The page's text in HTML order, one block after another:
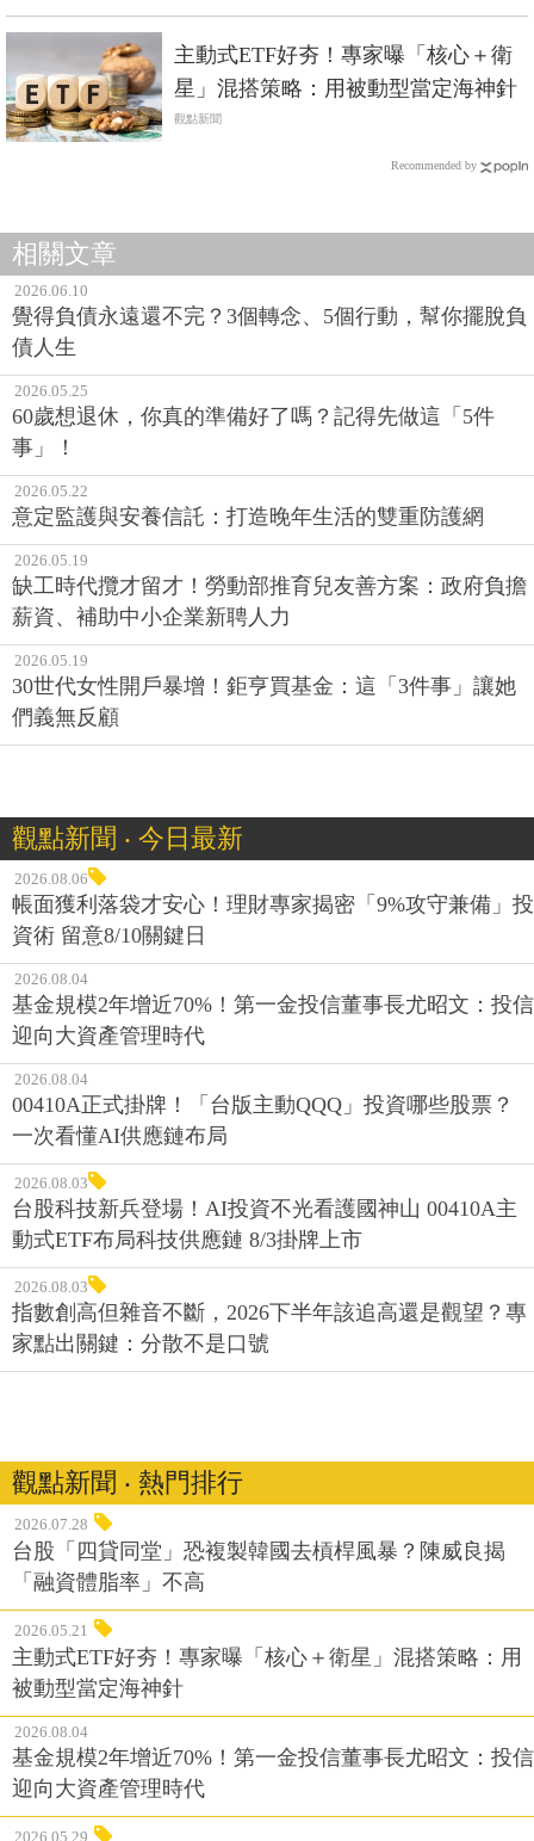
主動式ETF好夯！專家曝「核心＋衛
星」混搭策略：用被動型當定海神針
觀點新聞
Recommended by
相關文章
2026.06.10
覺得負債永遠還不完？3個轉念、5個行動，幫你擺脫負
債人生
2026.05.25
60歲想退休，你真的準備好了嗎？記得先做這「5件
事」！
2026.05.22
意定監護與安養信託：打造晚年生活的雙重防護網
2026.05.19
缺工時代攬才留才！勞動部推育兒友善方案：政府負擔
薪資、補助中小企業新聘人力
2026.05.19
30世代女性開戶暴增！鉅亨買基金：這「3件事」讓她
們義無反顧
觀點新聞 ‧ 今日最新
2026.08.06
帳面獲利落袋才安心！理財專家揭密「9%攻守兼備」投
資術 留意8/10關鍵日
2026.08.04
基金規模2年增近70%！第一金投信董事長尤昭文：投信
迎向大資產管理時代
2026.08.04
00410A正式掛牌！「台版主動QQQ」投資哪些股票？
一次看懂AI供應鏈布局
2026.08.03
台股科技新兵登場！AI投資不光看護國神山 00410A主
動式ETF布局科技供應鏈 8/3掛牌上市
2026.08.03
指數創高但雜音不斷，2026下半年該追高還是觀望？專
家點出關鍵：分散不是口號
觀點新聞 ‧ 熱門排行
2026.07.28
台股「四貸同堂」恐複製韓國去槓桿風暴？陳威良揭
「融資體脂率」不高
2026.05.21
主動式ETF好夯！專家曝「核心＋衛星」混搭策略：用
被動型當定海神針
2026.08.04
基金規模2年增近70%！第一金投信董事長尤昭文：投信
迎向大資產管理時代
2026.05.29